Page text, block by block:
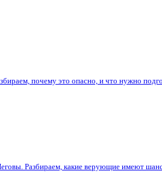
почему это опасно, и что нужно
Разбираем, какие верующие имеют